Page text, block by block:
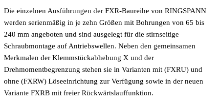
Die einzelnen Ausführungen der FXR-Baureihe von RINGSPANN
werden serienmäßig in je zehn Größen mit Bohrungen von 65 bis
240 mm angeboten und sind ausgelegt für die stirnseitige
Schraubmontage auf Antriebswellen. Neben den gemeinsamen
Merkmalen der Klemmstückabhebung X und der
Drehmomentbegrenzung stehen sie in Varianten mit (FXRU) und
ohne (FXRW) Löseeinrichtung zur Verfügung sowie in der neuen
Variante FXRB mit freier Rückwärtslauffunktion.